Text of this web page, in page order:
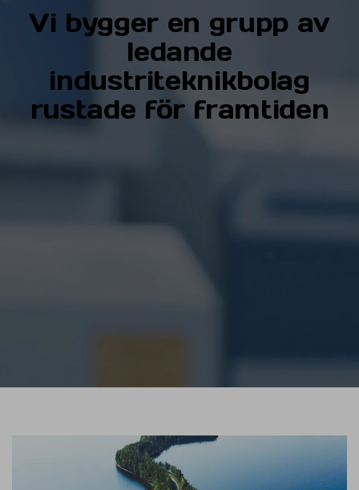
Vi bygger en grupp av
ledande
industriteknikbolag
rustade för framtiden